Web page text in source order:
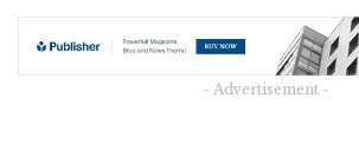
- Advertisement -